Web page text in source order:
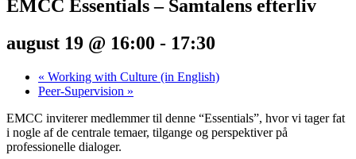
EMCC Essentials – Samtalens efterliv
august 19 @ 16:00 - 17:30
« Working with Culture (in English)
Peer-Supervision »
EMCC inviterer medlemmer til denne “Essentials”, hvor vi tager fat
i nogle af de centrale temaer, tilgange og perspektiver på
professionelle dialoger.